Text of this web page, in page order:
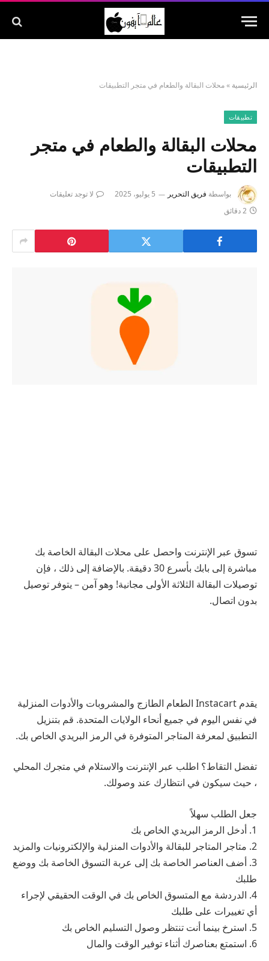
الرئيسية »محلات البقالة والطعام في متجر التطبيقات
تطبيقات
محلات البقالة والطعام في متجر
التطبيقات
بواسطة فريق التحرير 5 يوليو، 2025
لا توجد تعليقات
2 دقائق
تسوق عبر الإنترنت واحصل على محلات البقالة الخاصة بك
مباشرة إلى بابك بأسرع 30 دقيقة. بالإضافة إلى ذلك ، فإن
توصيلات البقالة الثلاثة الأولى مجانية! وهو آمن – يتوفر توصيل
بدون اتصال.
يقدم Instacart الطعام الطازج والمشروبات والأدوات المنزلية
في نفس اليوم في جميع أنحاء الولايات المتحدة. قم بتنزيل
التطبيق لمعرفة المتاجر المتوفرة في الرمز البريدي الخاص بك.
تفضل التقاط؟ اطلب عبر الإنترنت والاستلام في متجرك المحلي
، حيث سيكون في انتظارك عند وصولك.
جعل الطلب سهلاً
1. أدخل الرمز البريدي الخاص بك
2. متاجر المتاجر للبقالة والأدوات المنزلية والإلكترونيات والمزيد
3. أضف العناصر الخاصة بك إلى عربة التسوق الخاصة بك ووضع
طلبك
4. الدردشة مع المتسوق الخاص بك في الوقت الحقيقي لإجراء
أي تغييرات على طلبك
5. استرخ بينما أنت تنتظر وصول التسليم الخاص بك
6. استمتع بعناصرك أثناء توفير الوقت والمال